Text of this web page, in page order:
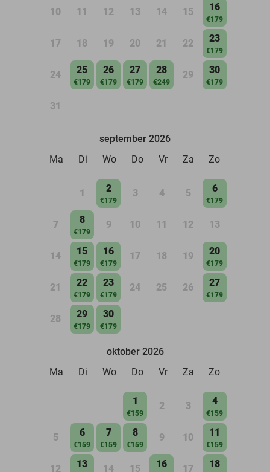
10 11 12 13 14 15 16
€179
17 18 19 20 21 22 23
€179
24 25
€179
26
€179
27
€179
28
€249
29 30
€179
31
september 2026
Ma
Di Wo Do Vr Za Zo
1 2
€179
3 4 5 6
€179
7 8
€179
9 10 11 12 13
14 15
€179
16
€179
17 18 19 20
€179
21 22
€179
23
€179
24 25 26 27
€179
28 29
€179
30
€179
oktober 2026
Ma
Di Wo Do Vr Za Zo
1
€159
2 3 4
€159
5 6
€159
7
€159
8
€159
9 10 11
€159
12 13 14 15 16 17 18